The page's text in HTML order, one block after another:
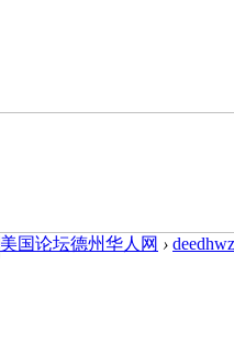
美国论坛德州华人网 ›